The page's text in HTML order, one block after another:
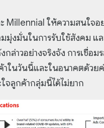
Millennial ให้ความสนใจอ
มุ่งมั่นในการรับใช้สังคม แ
ล่าวอย่างจริงจัง การเชื่อม
าในวันนี้และในอนาคตด้วย
จลูกค้ากลุ่มนี้ได้ไม่ยาก